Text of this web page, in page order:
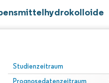
Studienzeitraum
Prognosedatenzeitraum